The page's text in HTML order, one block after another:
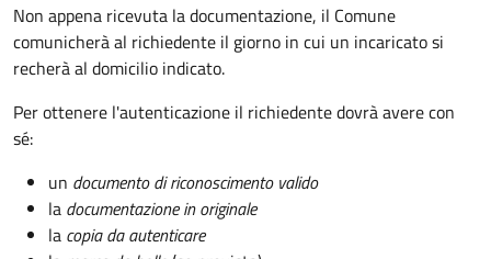
Non appena ricevuta la documentazione, il Comune
comunicherà al richiedente il giorno in cui un incaricato si
recherà al domicilio indicato.
Per ottenere l'autenticazione il richiedente dovrà avere con
sé:
un documento di riconoscimento valido
la documentazione in originale
la copia da autenticare